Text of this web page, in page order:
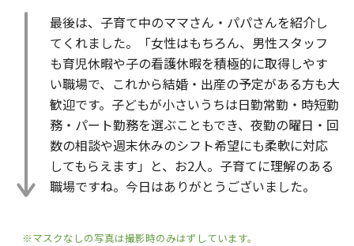
最後は、子育て中のママさん・パパさんを紹介し
てくれました。「女性はもちろん、男性スタッフ
も育児休暇や子の看護休暇を積極的に取得しやす
い職場で、これから結婚・出産の予定がある方も大
歓迎です。子どもが小さいうちは日勤常勤・時短勤
務・パート勤務を選ぶこともでき、夜勤の曜日・回
数の相談や週末休みのシフト希望にも柔軟に対応
してもらえます」と、お2人。子育てに理解のある
職場ですね。今日はありがとうございました。
※マスクなしの写真は撮影時のみはずしています。